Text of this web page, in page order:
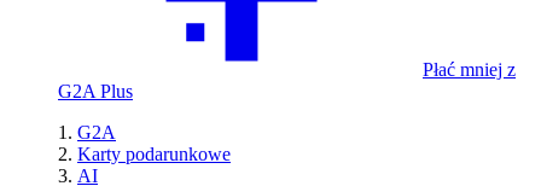
Płać mniej z
G2A Plus
G2A
Karty podarunkowe
AI